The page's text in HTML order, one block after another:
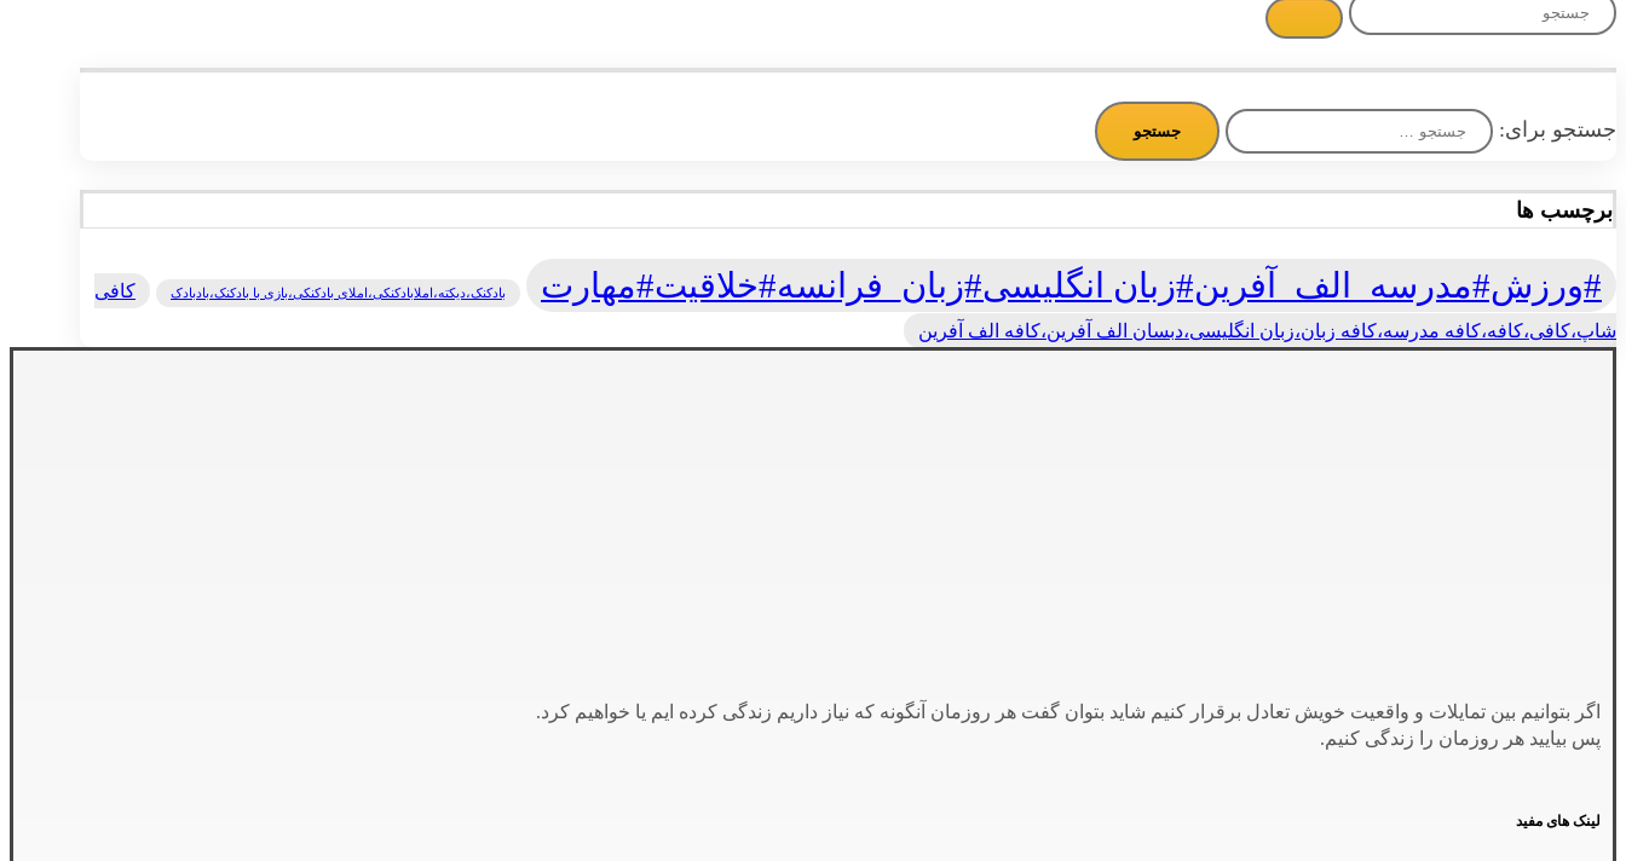
جستجو برای:
برچسب ها
#ورزش#مدرسه_الف_آفرین#زبان انگلیسی#زبان_فرانسه#خلاقیت#مهارت بادکنک،دیکته،املابادکنکی،املای بادکنکی،بازی با بادکنک،بادبادک
کافی
شاپ،کافی،کافه،کافه مدرسه،کافه زبان،زبان انگلیسی،دبسان الف آفرین،کافه الف آفرین
اگر بتوانیم بین تمایلات و واقعیت خویش تعادل برقرار کنیم شاید بتوان گفت هر روزمان آنگونه که نیاز داریم زندگی کرده ایم یا خواهیم کرد.
پس بیایید هر روزمان را زندگی کنیم.
لینک های مفید